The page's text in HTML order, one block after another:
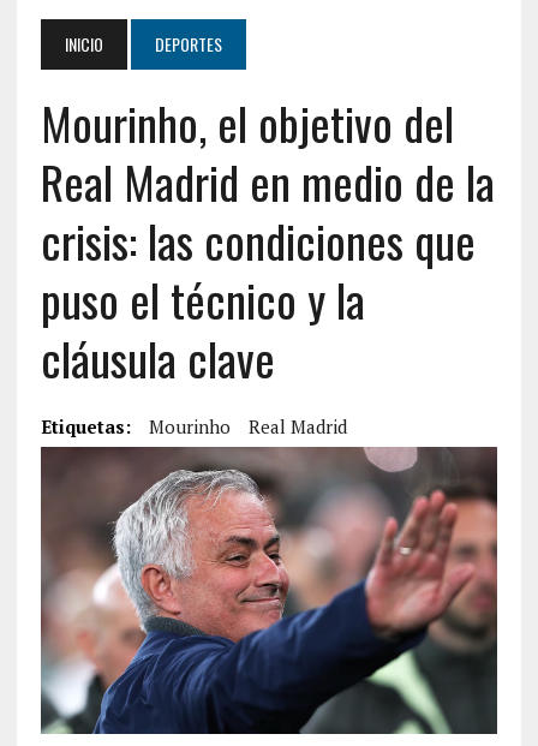
INICIO DEPORTES
Mourinho, el objetivo del
Real Madrid en medio de la
crisis: las condiciones que
puso el técnico y la
cláusula clave
Etiquetas: Mourinho Real Madrid